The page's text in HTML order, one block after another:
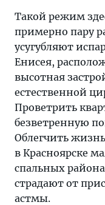
Такой режим
примерно пару
усугубляют
Енисея,
высотная
естественной
Проветрить
безветренную
Облегчить
в Красноярске
спальных
страдают от
астмы.